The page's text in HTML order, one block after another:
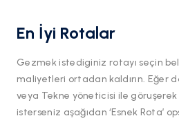
En İyi Rotalar
Gezmek istediginiz rotayı seçin
maliyetleri ortadan kaldırın. Eğer
veya Tekne yöneticisi ile
isterseniz aşağıdan ‘Esnek Rota’